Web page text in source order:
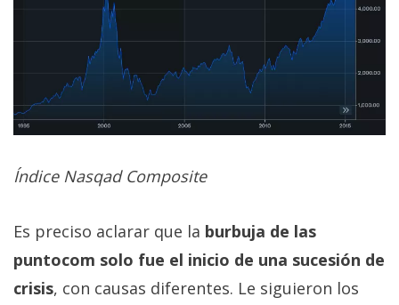
Índice Nasqad Composite
Es preciso aclarar que la burbuja de las
puntocom solo fue el inicio de una sucesión de
crisis, con causas diferentes. Le siguieron los